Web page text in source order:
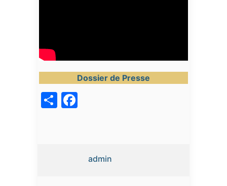
Dossier de Presse
admin